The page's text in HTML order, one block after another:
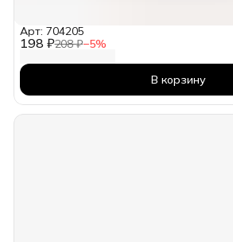
198 ₽208 ₽−5%
Арт: 704205
В корзину